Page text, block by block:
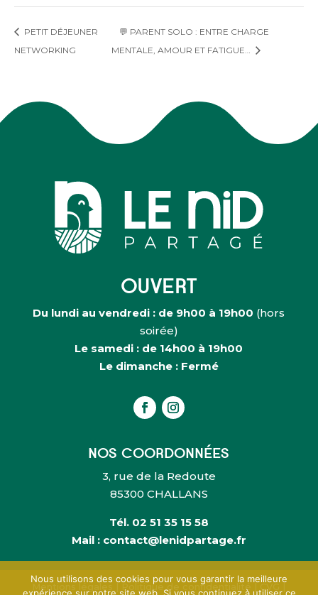
PETIT DÉJEUNER
NETWORKING
💬 PARENT SOLO : ENTRE CHARGE
MENTALE, AMOUR ET FATIGUE…
OUVERT
Du lundi au vendredi : de 9h00 à 19h00 (hors
soirée)
Le samedi : de 14h00 à 19h00
Le dimanche : Fermé
NOS COORDONNÉES
3, rue de la Redoute
85300 CHALLANS
Tél. 02 51 35 15 58
Mail : contact@lenidpartage.fr
Mentions légales Politique de confidentialité
Nous utilisons des cookies pour vous garantir la meilleure